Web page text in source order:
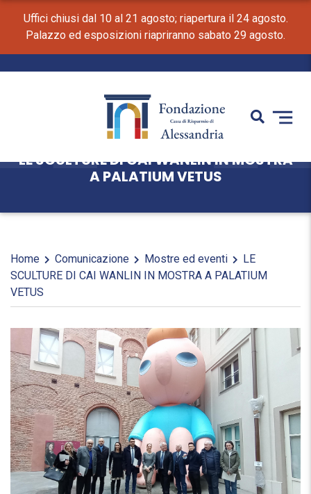
Uffici chiusi dal 10 al 21 agosto; riapertura il 24 agosto.
Palazzo ed esposizioni riapriranno sabato 29 agosto.
LE SCULTURE DI CAI WANLIN IN MOSTRA
A PALATIUM VETUS
Home Comunicazione Mostre ed eventi
LE
SCULTURE DI CAI WANLIN IN MOSTRA A PALATIUM
VETUS